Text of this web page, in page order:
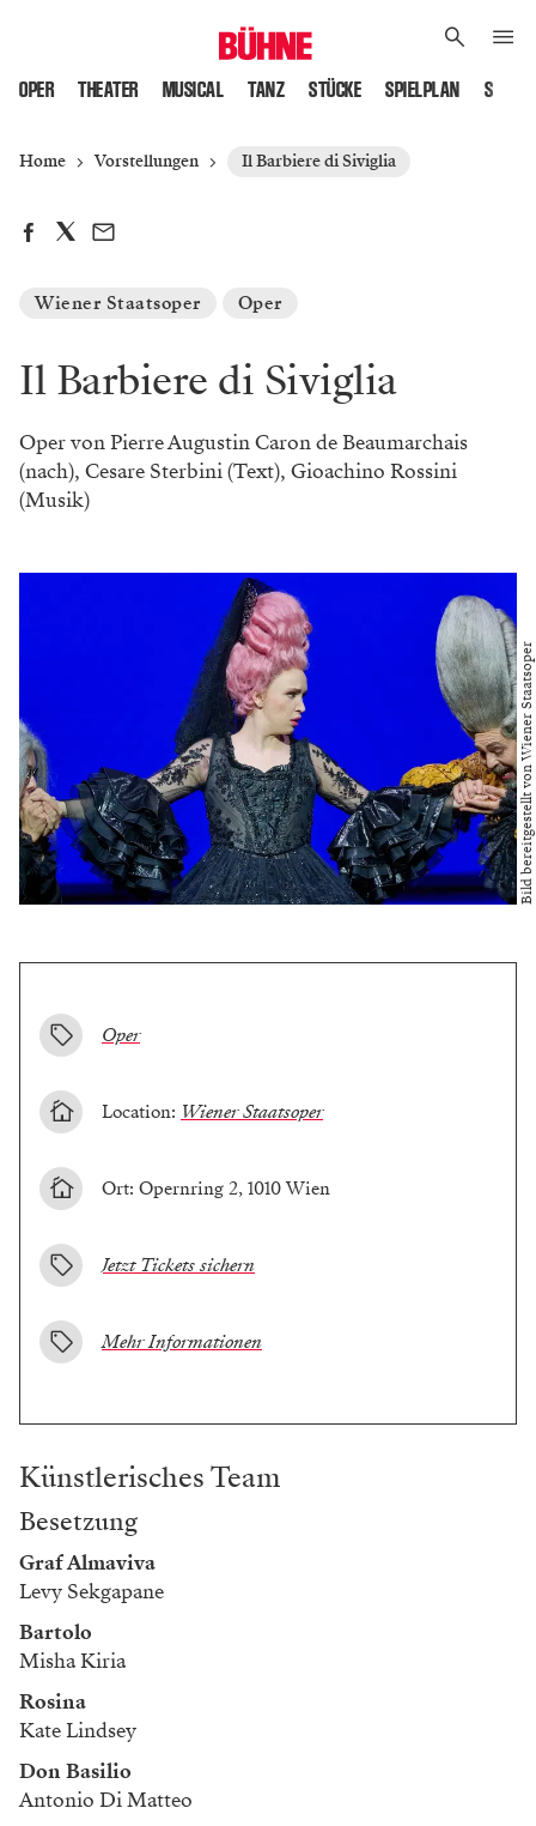
OPER THEATER MUSICAL TANZ STÜCKE SPIELPLAN
Home Vorstellungen Il Barbiere di Siviglia
Wiener Staatsoper Oper
Il Barbiere di Siviglia
Oper von Pierre Augustin Caron de Beaumarchais
(nach), Cesare Sterbini (Text), Gioachino Rossini
(Musik)
Bild bereitgestellt von Wiener Staatsoper
Oper
Location: Wiener Staatsoper
Ort: Opernring 2, 1010 Wien
Jetzt Tickets sichern
Mehr Informationen
Künstlerisches Team
Besetzung
Graf Almaviva
Levy Sekgapane
Bartolo
Misha Kiria
Rosina
Kate Lindsey
Don Basilio
Antonio Di Matteo